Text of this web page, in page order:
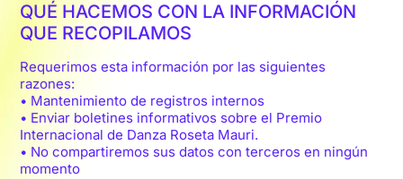
QUÉ HACEMOS CON LA INFORMACIÓN
QUE RECOPILAMOS
Requerimos esta información por las siguientes
razones:
• Mantenimiento de registros internos
• Enviar boletines informativos sobre el Premio
Internacional de Danza Roseta Mauri.
• No compartiremos sus datos con terceros en ningún
momento